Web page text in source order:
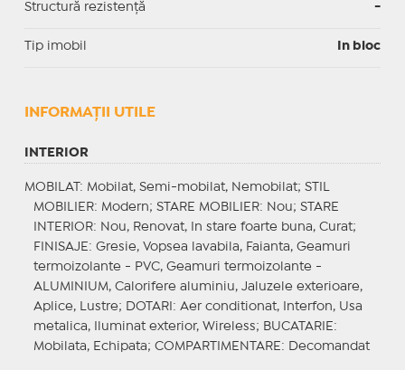
Structură rezistență -
Tip imobil In bloc
INFORMAŢII UTILE
INTERIOR
MOBILAT : Mobilat, Semi-mobilat, Nemobilat; STIL
MOBILIER: Modern; STARE MOBILIER: Nou; STARE
INTERIOR: Nou, Renovat, In stare foarte buna, Curat;
FINISAJE : Gresie, Vopsea lavabila, Faianta, Geamuri
termoizolante - PVC, Geamuri termoizolante -
ALUMINIUM, Calorifere aluminiu, Jaluzele exterioare,
Aplice, Lustre;
DOTARI : Aer conditionat, Interfon, Usa
metalica, Iluminat exterior, Wireless; BUCATARIE :
Mobilata, Echipata; COMPARTIMENTARE : Decomandat